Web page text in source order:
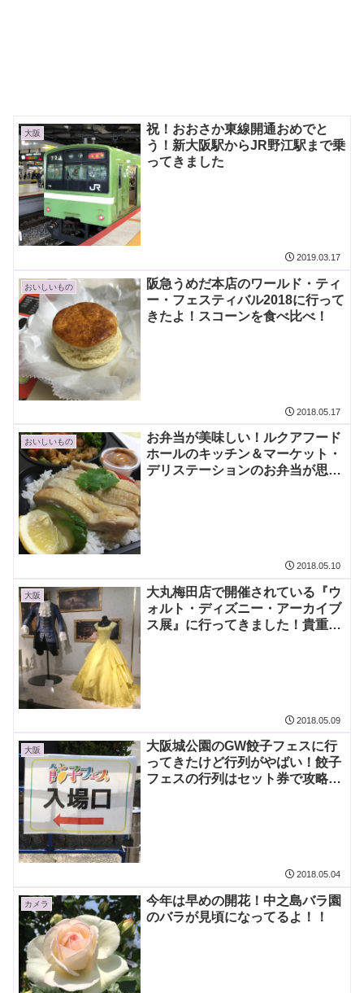
大阪
祝！おおさか東線開通おめでと
う！新大阪駅からJR野江駅まで乗
ってきました
2019.03.17
おいしいもの
阪急うめだ本店のワールド・ティ
ー・フェスティバル2018に行って
きたよ！スコーンを食べ比べ！
2018.05.17
おいしいもの
お弁当が美味しい！ルクアフード
ホールのキッチン＆マーケット・
デリステーションのお弁当が思っ
2018.05.10
大阪
大丸梅田店で開催されている『ウ
ォルト・ディズニー・アーカイブ
ス展』に行ってきました！貴重な
2018.05.09
大阪
大阪城公園のGW餃子フェスに行
ってきたけど行列がやばい！餃子
フェスの行列はセット券で攻略す
2018.05.04
カメラ
今年は早めの開花！中之島バラ園
のバラが見頃になってるよ！！